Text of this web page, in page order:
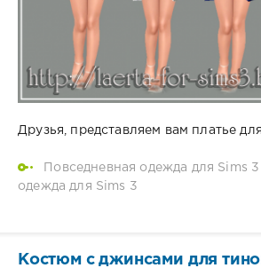
Друзья, представляем вам платье
Повседневная одежда для Sims 3
одежда для Sims 3
Костюм с джинсами для